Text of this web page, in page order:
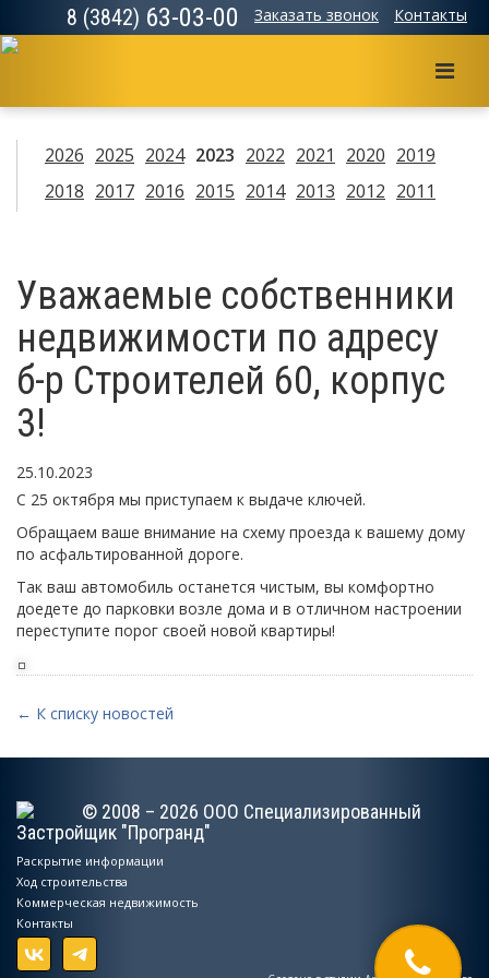
8 (3842) 63-03-00 Заказать звонок Контакты
2026 2025 2024 2023 2022 2021 2020 2019
2018 2017 2016 2015 2014 2013 2012 2011
Уважаемые собственники
недвижимости по адресу
б-р Строителей 60, корпус
3!
25.10.2023
С 25 октября мы приступаем к выдаче ключей.
Обращаем ваше внимание на схему проезда к вашему дому
по асфальтированной дороге.
Так ваш автомобиль останется чистым, вы комфортно
доедете до парковки возле дома и в отличном настроении
переступите порог своей новой квартиры!
← К списку новостей
© 2008 – 2026 ООО Специализированный
Застройщик "Програнд"
Раскрытие информации
Ход строительства
Коммерческая недвижимость
Контакты